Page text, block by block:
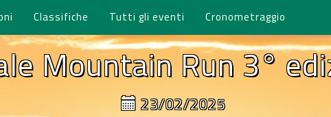
Classifiche Tutti gli eventi Cronometraggio
Mountain Run 3°
23/02/2025